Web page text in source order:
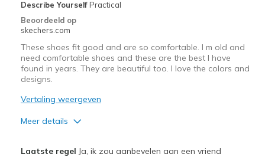
Sizing
Feels true to size
View On Shoes
I'm Into Shoes
Describe Yourself Practical
Beoordeeld op
skechers.com
These shoes fit good and are so comfortable. I m old and
need comfortable shoes and these are the best I have
found in years. They are beautiful too. I love the colors and
designs.
Vertaling weergeven
Meer details
Laatste regel Ja, ik zou aanbevelen aan een vriend